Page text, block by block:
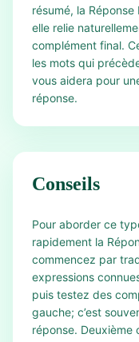
résumé, la
elle relie
complément final.
les mots qui
vous aidera pour
réponse.
Conseils
Pour aborder ce
rapidement la
commencez par
expressions
puis testez des
gauche; c’est
réponse. Deuxième